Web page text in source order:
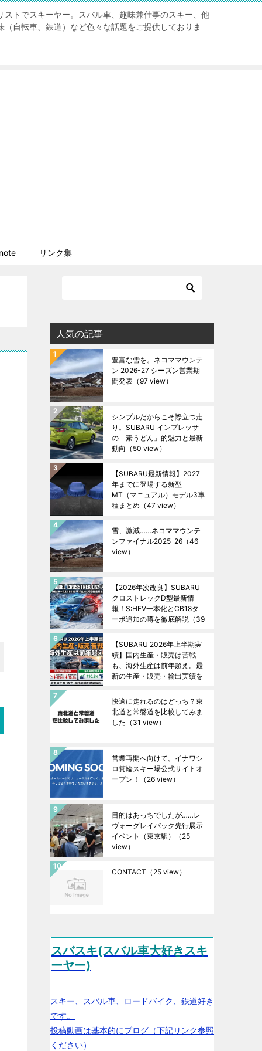
ストでスキーヤー。スバル車、趣味兼仕事のスキー、他
（自転車、鉄道）など色々な話題をご提供しておりま
リンク集
人気の記事
豊富な雪を。ネコママウンテ
ン 2026-27 シーズン営業期
間発表 （97 view）
シンプルだからこそ際立つ走
り。SUBARU インプレッサ
の「素うどん」的魅力と最新
動向 （50 view）
【SUBARU最新情報】2027
年までに登場する新型
MT（マニュアル）モデル3車
種まとめ （47 view）
雪、激減……ネコママウンテ
ンファイナル2025ｰ26 （46
view）
【2026年次改良】SUBARU
クロストレックD型最新情
報！S:HEV一本化とCB18タ
ーボ追加の噂を徹底解説 （39
【SUBARU 2026年上半期実
績】国内生産・販売は苦戦
も、海外生産は前年超え。最
新の生産・販売・輸出実績を
快適に走れるのはどっち？東
北道と常磐道を比較してみま
した （31 view）
営業再開へ向けて。イナワシ
ロ箕輪スキー場公式サイトオ
ープン！
（26 view）
目的はあっちでしたが……レ
ヴォーグレイバック先行展示
イベント（東京駅）
（25
view）
CONTACT （25 view）
スバスキ(スバル車大好きスキ
ーヤー)
スキー、スバル車、ロードバイク、鉄道好き
です。
投稿動画は基本的にブログ（下記リンク参照
ください）